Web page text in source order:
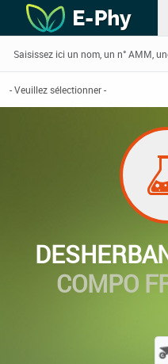
COMPO